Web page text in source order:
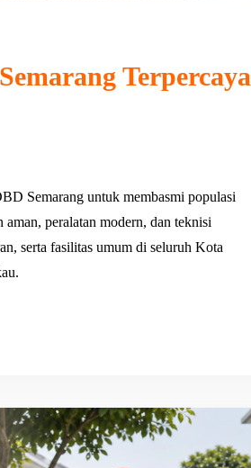
Terpercaya
Semarang untuk membasmi populasi
peralatan modern, dan teknisi
serta fasilitas umum di seluruh Kota